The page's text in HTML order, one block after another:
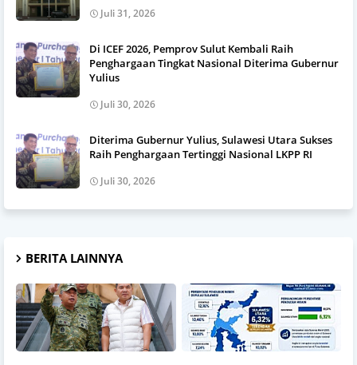
Juli 31, 2026
Di ICEF 2026, Pemprov Sulut Kembali Raih
Penghargaan Tingkat Nasional Diterima Gubernur
Yulius
Juli 30, 2026
Diterima Gubernur Yulius, Sulawesi Utara Sukses
Raih Penghargaan Tertinggi Nasional LKPP RI
Juli 30, 2026
BERITA LAINNYA